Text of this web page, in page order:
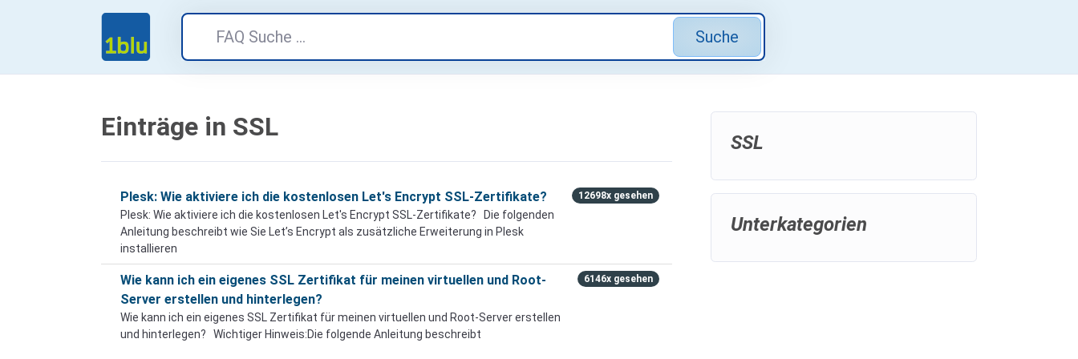
Suche
Einträge in SSL
Plesk: Wie aktiviere ich die kostenlosen Let's Encrypt SSL-Zertifikate?
Plesk: Wie aktiviere ich die kostenlosen Let's Encrypt SSL-Zertifikate? Die folgenden
Anleitung beschreibt wie Sie Let’s Encrypt als zusätzliche Erweiterung in Plesk
installieren
12698x gesehen
Wie kann ich ein eigenes SSL Zertifikat für meinen virtuellen und Root-
Server erstellen und hinterlegen?
Wie kann ich ein eigenes SSL Zertifikat für meinen virtuellen und Root-Server erstellen
und hinterlegen? Wichtiger Hinweis:Die folgende Anleitung beschreibt
6146x gesehen
SSL
Unterkategorien